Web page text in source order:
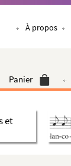
À propos
Panier
et